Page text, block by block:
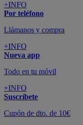
+INFO
Por teléfono
Llámanos y compra
+INFO
Nueva app
Todo en tu móvil
+INFO
Suscríbete
Cupón de dto. de 10€